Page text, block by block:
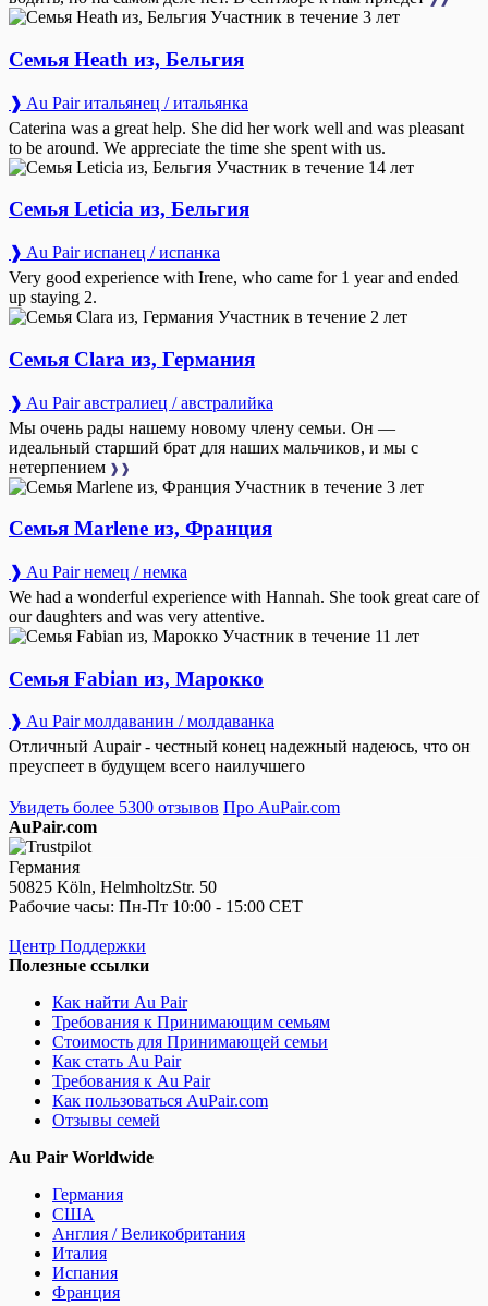
Участник в течение 3 лет
Семья Heath из, Бельгия
❱ Au Pair итальянец / итальянка
Caterina was a great help. She did her work well and was pleasant
to be around. We appreciate the time she spent with us.
Участник в течение 14 лет
Семья Leticia из, Бельгия
❱ Au Pair испанец / испанка
Very good experience with Irene, who came for 1 year and ended
up staying 2.
Участник в течение 2 лет
Семья Clara из, Германия
❱ Au Pair австралиец / австралийка
Мы очень рады нашему новому члену семьи. Он —
идеальный старший брат для наших мальчиков, и мы с
нетерпением ❱❱
Участник в течение 3 лет
Семья Marlene из, Франция
❱ Au Pair немец / немка
We had a wonderful experience with Hannah. She took great care of
our daughters and was very attentive.
Участник в течение 11 лет
Семья Fabian из, Марокко
❱ Au Pair молдаванин / молдаванка
Отличный Aupair - честный конец надежный надеюсь, что он
преуспеет в будущем всего наилучшего
Увидеть более 5300 отзывов Про AuPair.com
AuPair.com
Германия
50825 Köln, HelmholtzStr. 50
Рабочие часы: Пн-Пт 10:00 - 15:00 CET
Центр Поддержки
Полезные ссылки
Как найти Au Pair
Требования к Принимающим семьям
Стоимость для Принимающей семьи
Как стать Au Pair
Требования к Au Pair
Как пользоваться AuPair.com
Отзывы семей
Au Pair Worldwide
Германия
США
Англия / Великобритания
Италия
Испания
Франция